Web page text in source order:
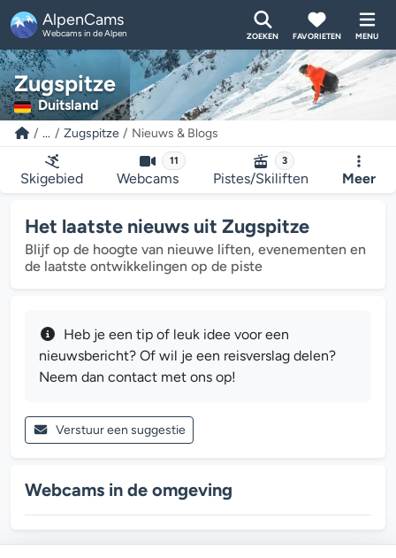
AlpenCams
Webcams in de Alpen ZOEKEN FAVORIETEN MENU
Zugspitze
Duitsland
... Zugspitze Nieuws & Blogs
Skigebied
11
Webcams
3
Pistes/Skiliften Meer
Het laatste nieuws uit Zugspitze
Blijf op de hoogte van nieuwe liften, evenementen en
de laatste ontwikkelingen op de piste
Heb je een tip of leuk idee voor een
nieuwsbericht? Of wil je een reisverslag delen?
Neem dan contact met ons op!
Verstuur een suggestie
Webcams in de omgeving